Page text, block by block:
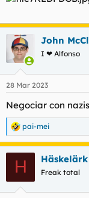
John
I ❤ Alfonso
28 Mar 2023
Negociar con
R
e
a
pai-mei
H Häskelärk
Freak total